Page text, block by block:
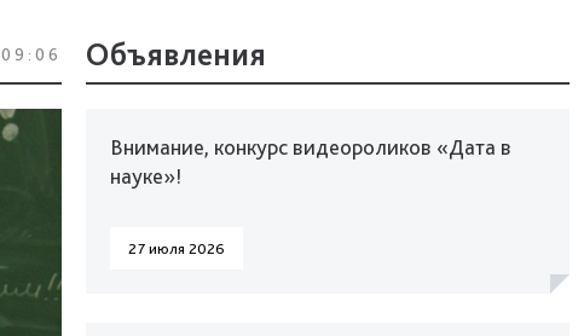
09:06 Объявления
Внимание, конкурс видеороликов «Дата в
науке»!
27 июля 2026